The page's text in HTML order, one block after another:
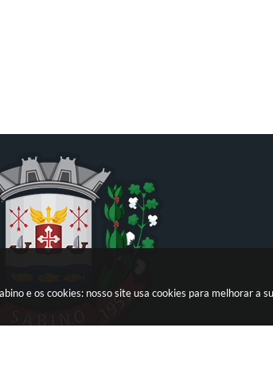
e os cookies: nosso site usa cookies para melhorar a